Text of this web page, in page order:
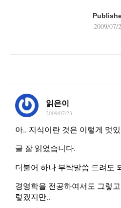
2009/07/
읽은이
2009/07/23
아.. 지식이란 것은 이렇게 멋
글 잘 읽었습니다.
더불어 하나 부탁말씀 드려도
경영학을 전공하여서도 그렇
렇겠지만..